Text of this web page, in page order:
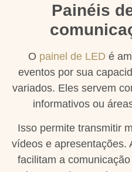
Painéis
O painel de LED é
eventos por sua
variados. Eles servem
informativos ou
Isso permite transmitir
vídeos e apresentações.
facilitam a